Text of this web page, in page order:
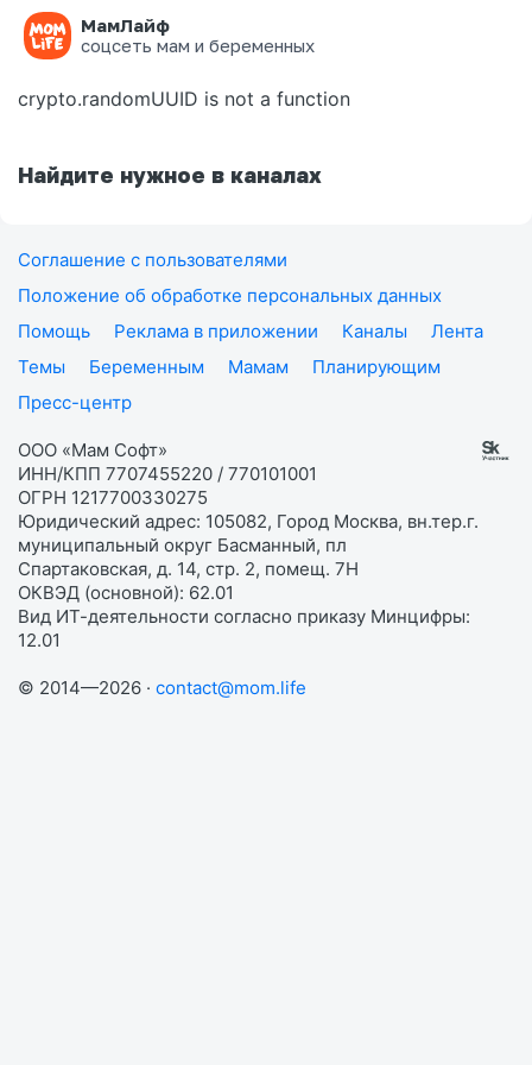
МамЛайф
соцсеть мам и беременных
Ошибка на странице
crypto.randomUUID is not a function
Найдите нужное в каналах
Соглашение с пользователями
Положение об обработке персональных данных
Помощь
Реклама в приложении Каналы
Лента
Темы
Беременным Мамам
Планирующим
Пресс-центр
ООО «Мам Софт»
ИНН/КПП 7707455220 / 770101001
ОГРН 1217700330275
Юридический адрес: 105082, Город Москва, вн.тер.г.
муниципальный округ Басманный, пл
Спартаковская, д. 14, стр. 2, помещ. 7Н
ОКВЭД (основной): 62.01
Вид ИТ-деятельности согласно приказу Минцифры:
12.01
© 2014—2026 · contact@mom.life